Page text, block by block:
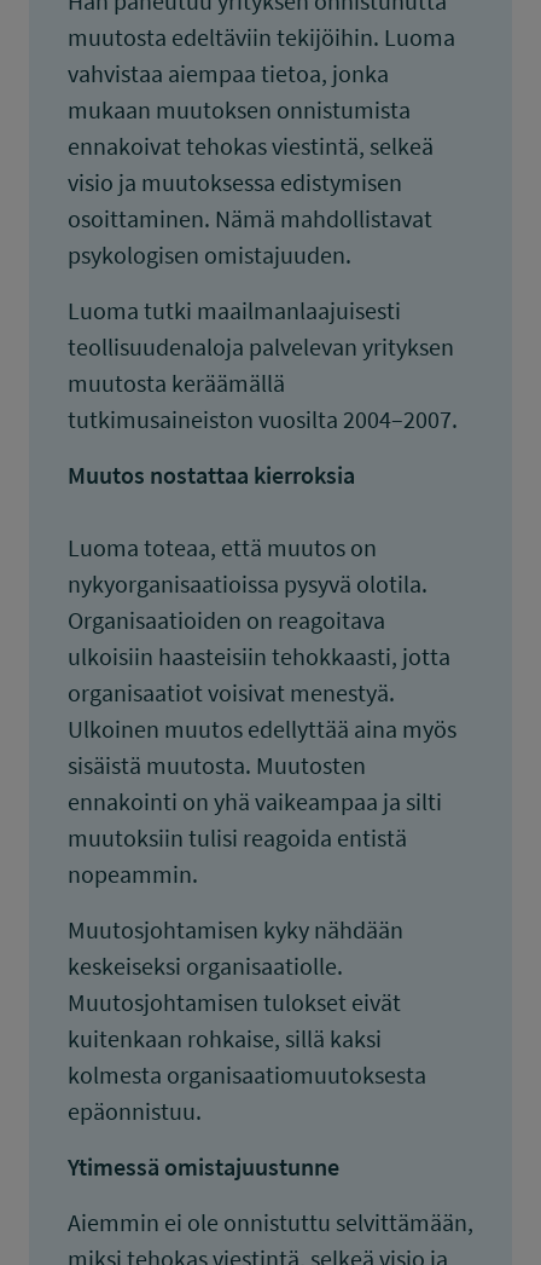
muutosta edeltäviin tekijöihin. Luoma
vahvistaa aiempaa tietoa, jonka
mukaan muutoksen onnistumista
ennakoivat tehokas viestintä, selkeä
visio ja muutoksessa edistymisen
osoittaminen. Nämä mahdollistavat
psykologisen omistajuuden.
Luoma tutki maailmanlaajuisesti
teollisuudenaloja palvelevan yrityksen
muutosta keräämällä
tutkimusaineiston vuosilta 2004–2007.
Muutos nostattaa kierroksia
Luoma toteaa, että muutos on
nykyorganisaatioissa pysyvä olotila.
Organisaatioiden on reagoitava
ulkoisiin haasteisiin tehokkaasti, jotta
organisaatiot voisivat menestyä.
Ulkoinen muutos edellyttää aina myös
sisäistä muutosta. Muutosten
ennakointi on yhä vaikeampaa ja silti
muutoksiin tulisi reagoida entistä
nopeammin.
Muutosjohtamisen kyky nähdään
keskeiseksi organisaatiolle.
Muutosjohtamisen tulokset eivät
kuitenkaan rohkaise, sillä kaksi
kolmesta organisaatiomuutoksesta
epäonnistuu.
Ytimessä omistajuustunne
Aiemmin ei ole onnistuttu selvittämään,
miksi tehokas viestintä, selkeä visio ja